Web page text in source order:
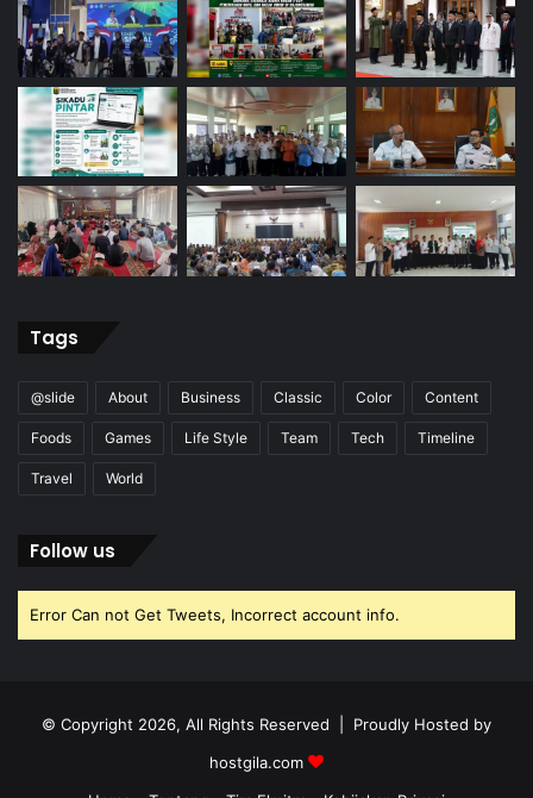
Tags
@slide About Business Classic Color Content
Foods Games Life Style Team Tech Timeline
Travel World
Follow us
Error Can not Get Tweets, Incorrect account info.
© Copyright 2026, All Rights Reserved | Proudly Hosted by
hostgila.com